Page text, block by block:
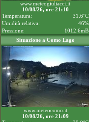
www.meteogiuliacci.it
10/08/26, ore 21:10
Temperatura:
31.6°C
Umidità relativa:
46%
Pressione:
1012.6mB
Situazione a Como Lago
www.meteocomo.it
10/08/26, ore 21:09